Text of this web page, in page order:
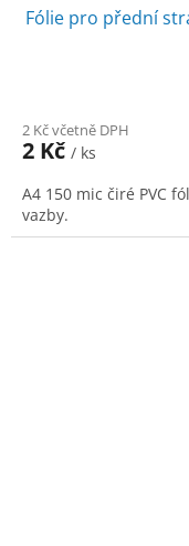
Fólie pro přední
2 Kč včetně DPH
2 Kč / ks
A4 150 mic čiré PVC
vazby.